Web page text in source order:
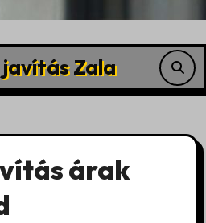
javítás Zala
árak